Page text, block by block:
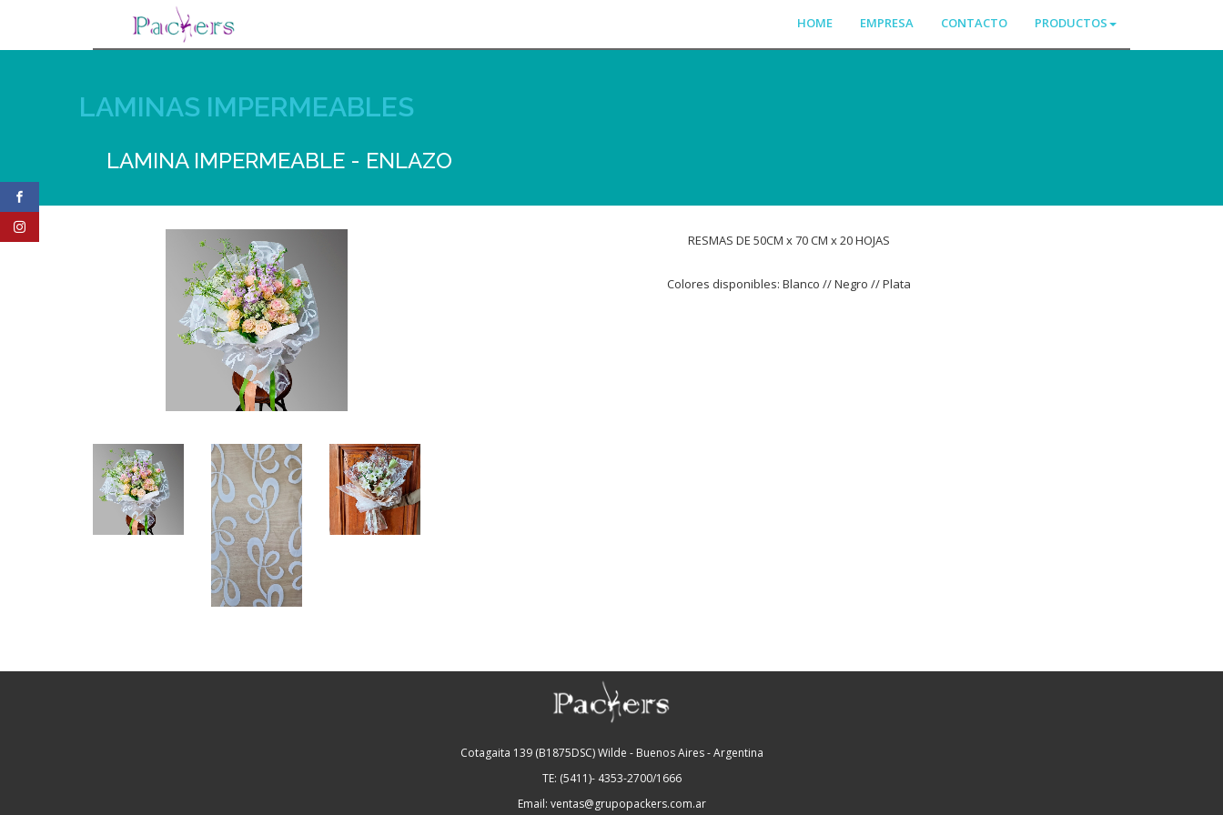
HOME EMPRESA CONTACTO PRODUCTOS
LAMINAS IMPERMEABLES
LAMINA IMPERMEABLE - ENLAZO
RESMAS DE 50CM x 70 CM x 20 HOJAS
Colores disponibles: Blanco // Negro // Plata
Cotagaita 139 (B1875DSC) Wilde - Buenos Aires - Argentina
TE: (5411)- 4353-2700/1666
Email: ventas@grupopackers.com.ar